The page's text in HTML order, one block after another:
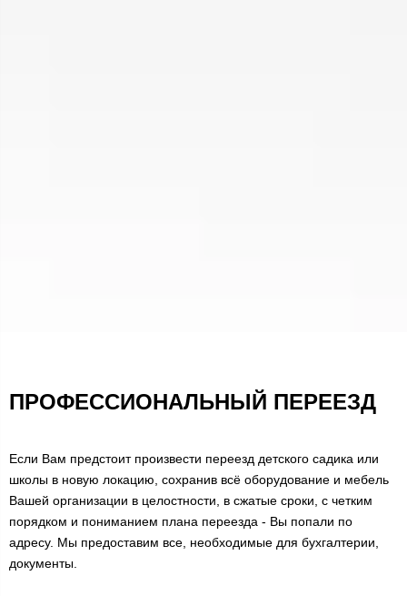
ПРОФЕССИОНАЛЬНЫЙ ПЕРЕЕЗД
Если Вам предстоит произвести переезд детского садика или
школы в новую локацию, сохранив всё оборудование и мебель
Вашей организации в целостности, в сжатые сроки, с четким
порядком и пониманием плана переезда - Вы попали по
адресу. Мы предоставим все, необходимые для бухгалтерии,
документы.